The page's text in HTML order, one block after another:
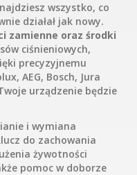
wszystko, co
działał jak nowy.
zamienne oraz środki
ciśnieniowych,
precyzyjnemu
AEG, Bosch, Jura
urządzenie będzie
i wymiana
do zachowania
żywotności
pomoc w doborze